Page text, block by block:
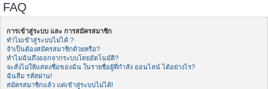
g
FAQ
การเข้าสู่ระบบ และ การสมัครสมาชิก
ทำไมเข้าสู่ระบบไม่ได้ ?
จำเป็นต้องสมัครสมาชิกด้วยหรือ?
ทำไมฉันถึงออกจากระบบโดยอัตโนมัติ?
จะสั่งไม่ให้แสดงชื่อของฉัน ในรายชื่อผู้ที่กำลัง ออนไลน์ ได้อย่างไร?
ฉันลืม รหัสผ่าน!
สมัครสมาชิกแล้ว แต่เข้าสู่ระบบไม่ได้!